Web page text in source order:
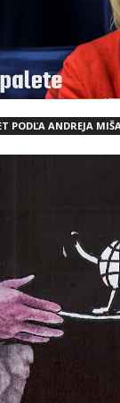
PODĽA ANDREJA